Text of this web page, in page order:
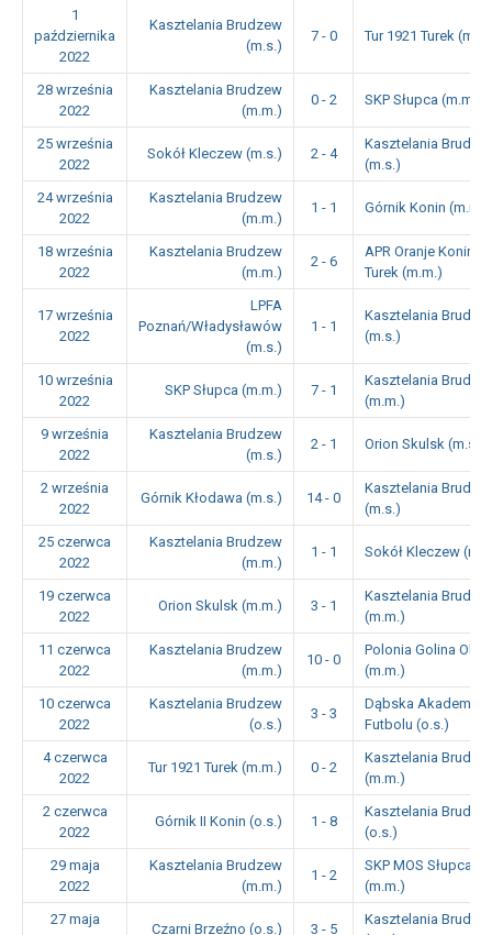
1
października
2022
Kasztelania Brudzew
(m.s.)
7 - 0 Tur 1921 Turek
28 września
2022
Kasztelania Brudzew
(m.m.)
0 - 2 SKP Słupca (m.m.)
25 września
2022
Sokół Kleczew (m.s.) 2 - 4
Kasztelania
(m.s.)
24 września
2022
Kasztelania Brudzew
(m.m.)
1 - 1 Górnik Konin (m.m.)
18 września
2022
Kasztelania Brudzew
(m.m.)
2 - 6
APR Oranje Konin
Turek (m.m.)
17 września
2022
LPFA
Poznań/Władysławów
(m.s.)
1 - 1
Kasztelania
(m.s.)
10 września
2022
SKP Słupca (m.m.) 7 - 1
Kasztelania
(m.m.)
9 września
2022
Kasztelania Brudzew
(m.s.)
2 - 1 Orion Skulsk (m.s.)
2 września
2022
Górnik Kłodawa (m.s.) 14 - 0
Kasztelania
(m.s.)
25 czerwca
2022
Kasztelania Brudzew
(m.m.)
1 - 1 Sokół Kleczew
19 czerwca
2022
Orion Skulsk (m.m.) 3 - 1
Kasztelania
(m.m.)
11 czerwca
2022
Kasztelania Brudzew
(m.m.)
10 - 0
Polonia Golina Ole
(m.m.)
10 czerwca
2022
Kasztelania Brudzew
(o.s.)
3 - 3
Dąbska Akademia
Futbolu (o.s.)
4 czerwca
2022
Tur 1921 Turek (m.m.) 0 - 2
Kasztelania
(m.m.)
2 czerwca
2022
Górnik II Konin (o.s.) 1 - 8
Kasztelania
(o.s.)
29 maja
2022
Kasztelania Brudzew
(m.m.)
1 - 2
SKP MOS Słupca
(m.m.)
27 maja
Czarni Brzeźno (o.s.) 3 - 5
Kasztelania